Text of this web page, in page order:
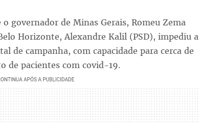
governador de Minas Gerais, Romeu Zema
Horizonte, Alexandre Kalil (PSD), impediu a
de campanha, com capacidade para cerca de
de pacientes com covid-19.